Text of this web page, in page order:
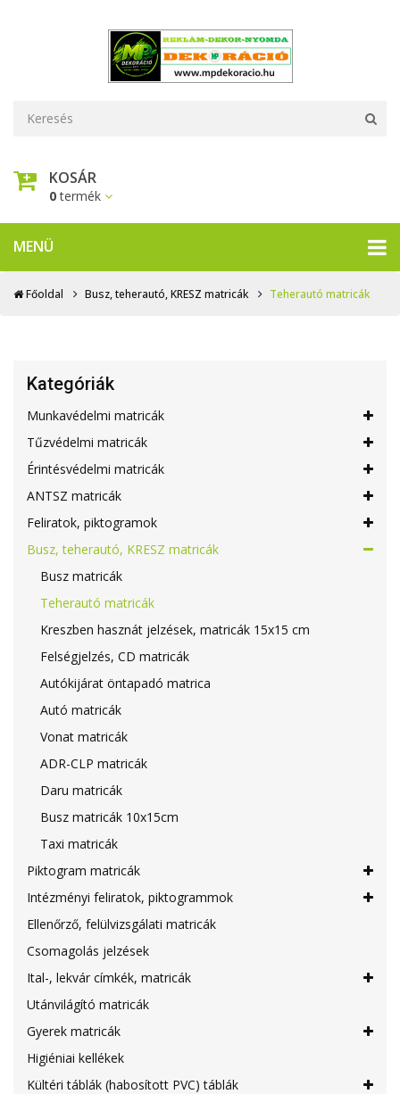
KOSÁR
0termék
MENÜ
Főoldal Busz, teherautó, KRESZ matricák Teherautó matricák
Kategóriák
Munkavédelmi matricák
Tűzvédelmi matricák
Érintésvédelmi matricák
ANTSZ matricák
Feliratok, piktogramok
Busz, teherautó, KRESZ matricák
Busz matricák
Teherautó matricák
Kreszben hasznát jelzések, matricák 15x15 cm
Felségjelzés, CD matricák
Autókijárat öntapadó matrica
Autó matricák
Vonat matricák
ADR-CLP matricák
Daru matricák
Busz matricák 10x15cm
Taxi matricák
Piktogram matricák
Intézményi feliratok, piktogrammok
Ellenőrző, felülvizsgálati matricák
Csomagolás jelzések
Ital-, lekvár címkék, matricák
Utánvilágító matricák
Gyerek matricák
Higiéniai kellékek
Kültéri táblák (habosított PVC) táblák